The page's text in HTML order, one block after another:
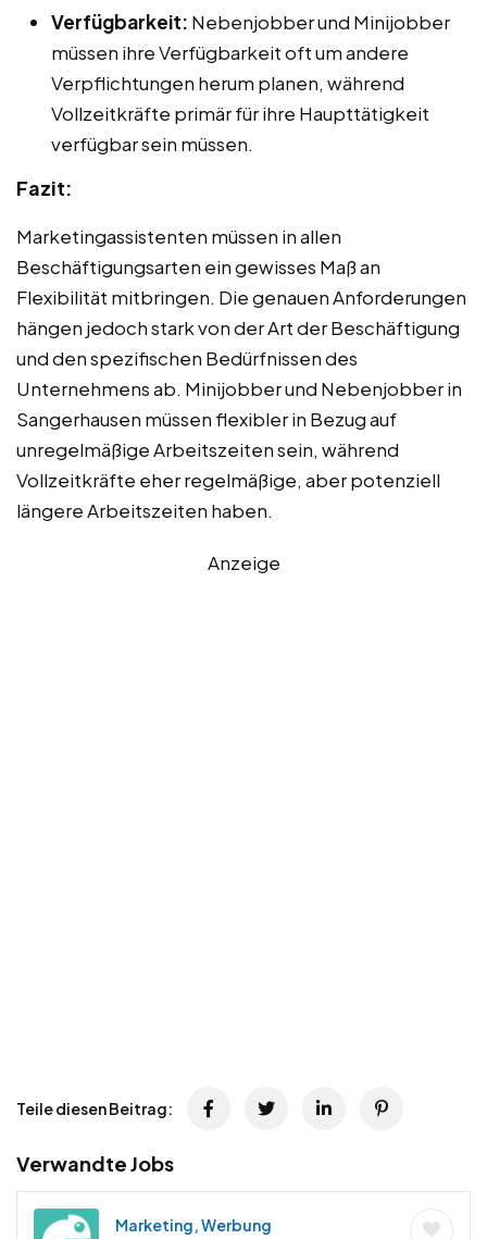
Verfügbarkeit: Nebenjobber und Minijobber
müssen ihre Verfügbarkeit oft um andere
Verpflichtungen herum planen, während
Vollzeitkräfte primär für ihre Haupttätigkeit
verfügbar sein müssen.
Fazit:
Marketingassistenten müssen in allen
Beschäftigungsarten ein gewisses Maß an
Flexibilität mitbringen. Die genauen Anforderungen
hängen jedoch stark von der Art der Beschäftigung
und den spezifischen Bedürfnissen des
Unternehmens ab. Minijobber und Nebenjobber in
Sangerhausen müssen flexibler in Bezug auf
unregelmäßige Arbeitszeiten sein, während
Vollzeitkräfte eher regelmäßige, aber potenziell
längere Arbeitszeiten haben.
Anzeige
Teile diesen Beitrag:
Verwandte Jobs
Marketing, Werbung